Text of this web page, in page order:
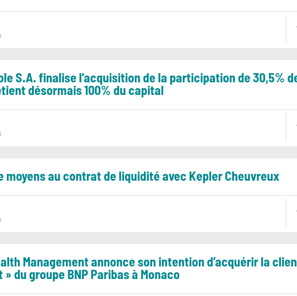
S.A. finalise l’acquisition de la participation de 30,5%
désormais 100% du capital
moyens au contrat de liquidité avec Kepler Cheuvreux
Management annonce son intention d’acquérir la
» du groupe BNP Paribas à Monaco